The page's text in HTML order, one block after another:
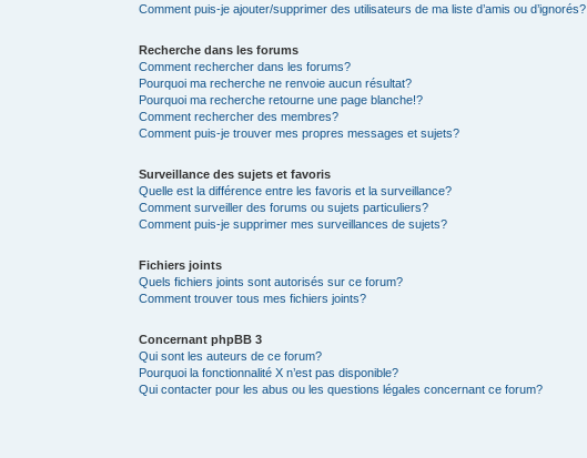
Comment puis-je ajouter/supprimer des utilisateurs de ma liste d’amis ou d’ignorés?
Recherche dans les forums
Comment rechercher dans les forums?
Pourquoi ma recherche ne renvoie aucun résultat?
Pourquoi ma recherche retourne une page blanche!?
Comment rechercher des membres?
Comment puis-je trouver mes propres messages et sujets?
Surveillance des sujets et favoris
Quelle est la différence entre les favoris et la surveillance?
Comment surveiller des forums ou sujets particuliers?
Comment puis-je supprimer mes surveillances de sujets?
Fichiers joints
Quels fichiers joints sont autorisés sur ce forum?
Comment trouver tous mes fichiers joints?
Concernant phpBB 3
Qui sont les auteurs de ce forum?
Pourquoi la fonctionnalité X n’est pas disponible?
Qui contacter pour les abus ou les questions légales concernant ce forum?